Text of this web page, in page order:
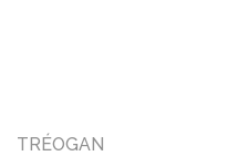
TRÉOGAN